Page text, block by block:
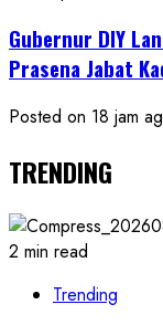
Gubernur DIY
Prasena Jabat
Posted on 18 jam
TRENDING
2 min read
Trending